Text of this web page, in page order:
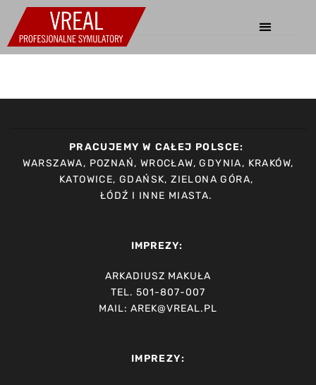
PRACUJEMY W CAŁEJ POLSCE:
WARSZAWA, POZNAŃ, WROCŁAW, GDYNIA, KRAKÓW,
KATOWICE, GDAŃSK, ZIELONA GÓRA,
ŁÓDŹ I INNE MIASTA.
IMPREZY:
ARKADIUSZ MAKUŁA
TEL. 501-807-007
MAIL: AREK@VREAL.PL
IMPREZY: